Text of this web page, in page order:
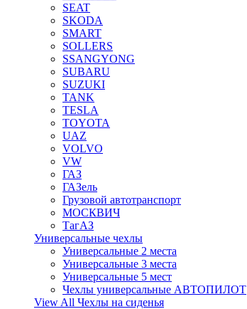
SEAT
SKODA
SMART
SOLLERS
SSANGYONG
SUBARU
SUZUKI
TANK
TESLA
TOYOTA
UAZ
VOLVO
VW
ГАЗ
ГАЗель
Грузовой автотранспорт
МОСКВИЧ
ТагАЗ
Универсальные чехлы
Универсальные 2 места
Универсальные 3 места
Универсальные 5 мест
Чехлы универсальные АВТОПИЛОТ
View All Чехлы на сиденья